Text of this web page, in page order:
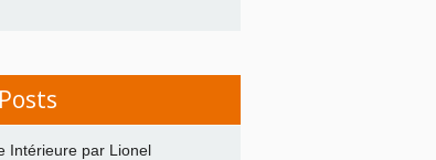
Intérieure par Lionel